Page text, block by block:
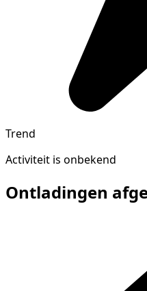
Trend
Activiteit is onbekend
Ontladingen